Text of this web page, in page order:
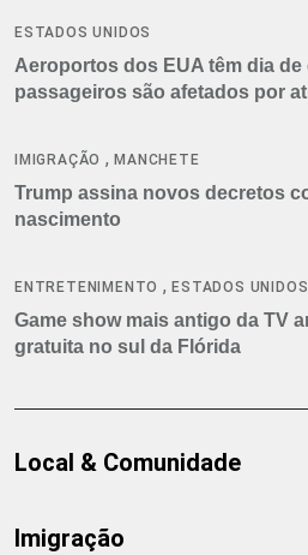
ESTADOS UNIDOS
Aeroportos dos EUA têm dia
passageiros são afetados por
IMIGRAÇÃO ,MANCHETE
Trump assina novos decretos
nascimento
ENTRETENIMENTO ,ESTADOS UNIDOS
Game show mais antigo da TV
gratuita no sul da Flórida
Local & Comunidade
Imigração